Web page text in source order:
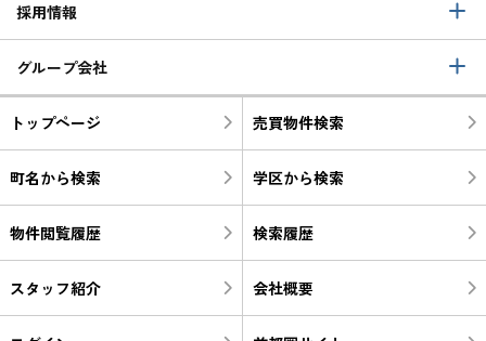
採用情報
グループ会社
トップページ 売買物件検索
町名から検索 学区から検索
物件閲覧履歴 検索履歴
スタッフ紹介 会社概要